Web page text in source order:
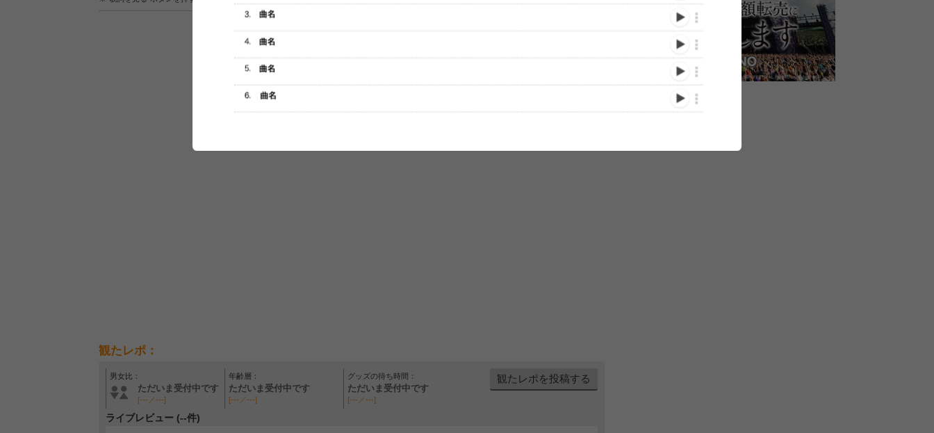
観たレポ：
男女比：
ただいま受付中です
[---／---]
年齢層：
ただいま受付中です
[---／---]
グッズの待ち時間：
ただいま受付中です
[---／---]
観たレポを投稿する
ライブレビュー (--件)